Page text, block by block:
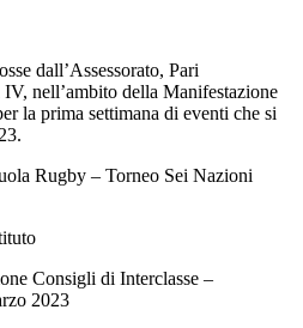
dall’Assessorato, Pari
nell’ambito della Manifestazione
la prima settimana di eventi che si
Rugby – Torneo Sei Nazioni
Consigli di Interclasse –
2023